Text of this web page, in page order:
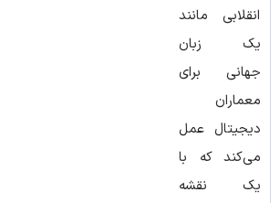
انقلابی مانند
یک زبان
جهانی برای
معماران
دیجیتال عمل
می‌کند که با
یک نقشه